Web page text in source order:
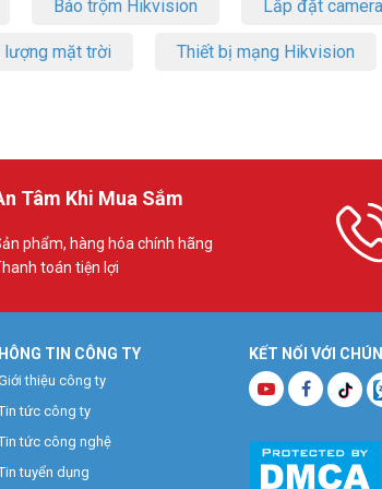
Báo trộm Hikvision Lắp đặt
lượng mặt trời Thiết bị mạng Hikvision
Tâm Khi Mua Sắm
phẩm, hàng hóa chính hãng
toán tiện lợi
KẾT NỐI VỚI
TIN CÔNG TY
thiệu công ty
tức công ty
tức công nghệ
tuyển dụng